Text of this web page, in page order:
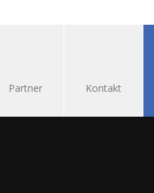
Partner Kontakt